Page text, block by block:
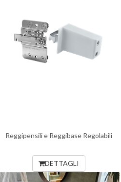
Reggipensili e Reggibase Regolabili
DETTAGLI